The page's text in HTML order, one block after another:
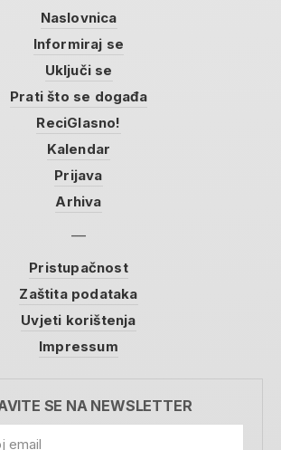
Naslovnica
Informiraj se
Uključi se
Prati što se događa
ReciGlasno!
Kalendar
Prijava
Arhiva
Pristupačnost
Zaštita podataka
Uvjeti korištenja
Impressum
SE NA NEWSLETTER